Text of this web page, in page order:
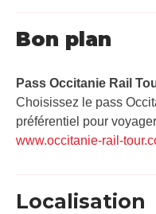
Bon plan
Pass Occitanie Rail
Choisissez le pass
préférentiel pour
www.occitanie-rail-
Localisation